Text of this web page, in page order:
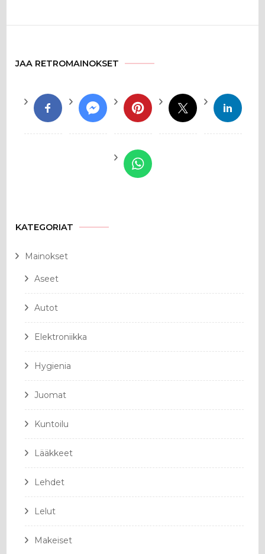
JAA RETROMAINOKSET
KATEGORIAT
Mainokset
Aseet
Autot
Elektroniikka
Hygienia
Juomat
Kuntoilu
Lääkkeet
Lehdet
Lelut
Makeiset